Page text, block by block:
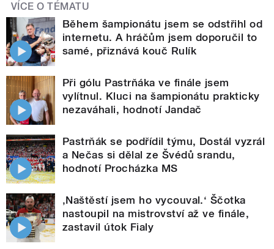
VÍCE O TÉMATU
Během šampionátu jsem se odstřihl od
internetu. A hráčům jsem doporučil to
samé, přiznává kouč Rulík
Při gólu Pastrňáka ve finále jsem
vylítnul. Kluci na šampionátu prakticky
nezaváhali, hodnotí Jandač
Pastrňák se podřídil týmu, Dostál vyzrál
a Nečas si dělal ze Švédů srandu,
hodnotí Procházka MS
‚Naštěstí jsem ho vycouval.‘ Ščotka
nastoupil na mistrovství až ve finále,
zastavil útok Fialy